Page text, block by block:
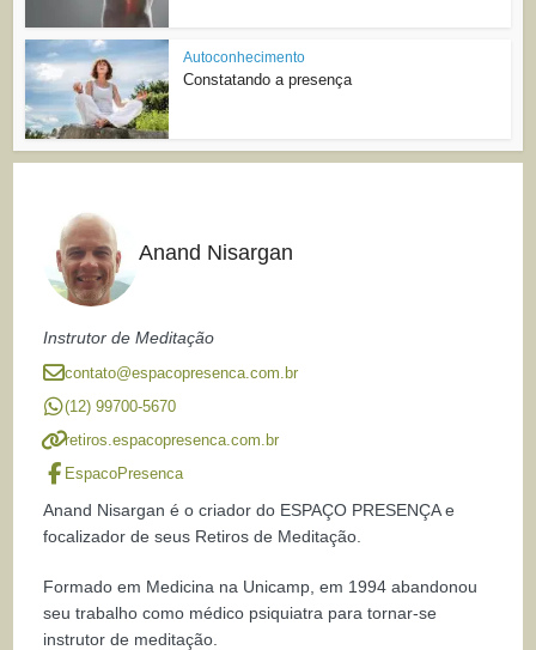
Autoconhecimento
Constatando a presença
Anand Nisargan
Instrutor de Meditação
contato@espacopresenca.com.br
(12) 99700-5670
retiros.espacopresenca.com.br
EspacoPresenca
Anand Nisargan é o criador do ESPAÇO PRESENÇA e
focalizador de seus Retiros de Meditação.
Formado em Medicina na Unicamp, em 1994 abandonou
seu trabalho como médico psiquiatra para tornar-se
instrutor de meditação.